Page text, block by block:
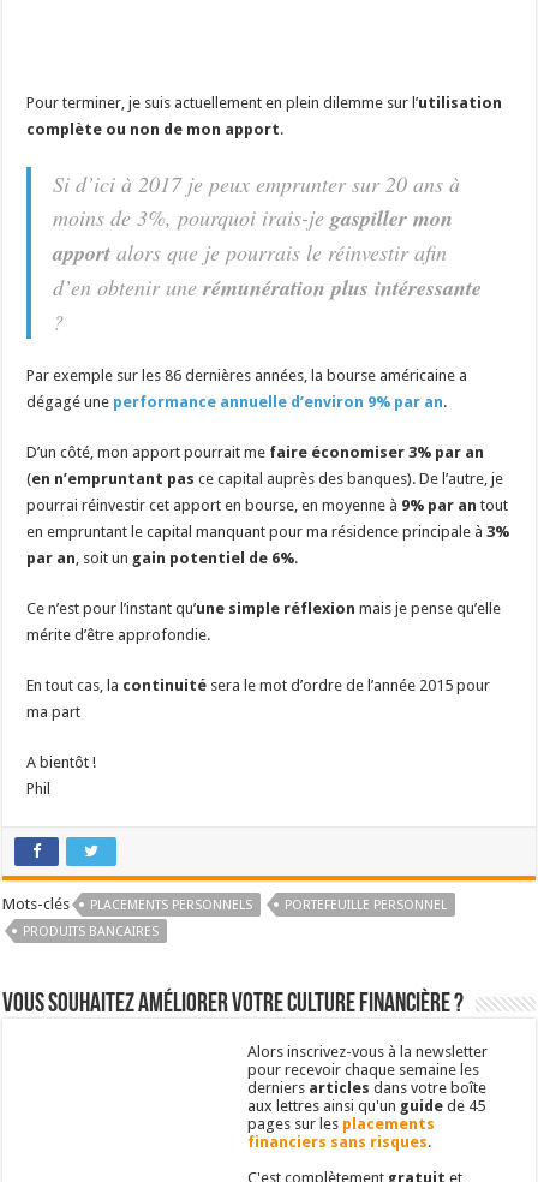
Pour terminer, je suis actuellement en plein dilemme sur l’utilisation
complète ou non de mon apport.
Si d’ici à 2017 je peux emprunter sur 20 ans à
moins de 3%, pourquoi irais-jegaspiller mon
apport alors que je pourrais le réinvestir afin
d’en obtenir unerémunération plus intéressante
?
Par exemple sur les 86 dernières années, la bourse américaine a
dégagé une performance annuelle d’environ 9% par an.
D’un côté, mon apport pourrait me faire économiser 3% par an
(en n’empruntant pas ce capital auprès des banques). De l’autre, je
pourrai réinvestir cet apport en bourse, en moyenne à 9% par an tout
en empruntant le capital manquant pour ma résidence principale à3%
par an, soit un gain potentiel de 6%.
Ce n’est pour l’instant qu’une simple réflexion mais je pense qu’elle
mérite d’être approfondie.
En tout cas, la continuité sera le mot d’ordre de l’année 2015 pour
ma part
A bientôt !
Phil
Mots-clés PLACEMENTS PERSONNELS
PORTEFEUILLE PERSONNEL
PRODUITS BANCAIRES
Vous souhaitez améliorer votre culture financière ?
Alors inscrivez-vous à la newsletter
pour recevoir chaque semaine les
derniers articles dans votre boîte
aux lettres ainsi qu'un guide de 45
pages sur les placements
financiers sans risques.
C'est complètement gratuit et